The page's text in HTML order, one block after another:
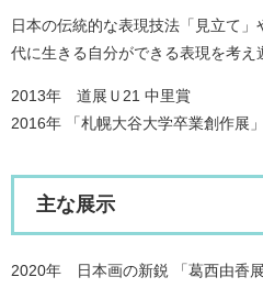
日本の伝統的な表現技法「見立て
代に生きる自分ができる表現を考え
2013年 道展Ｕ21 中里賞
2016年 「札幌大谷大学卒業創作展
主な展示
2020年 日本画の新鋭 「葛西由香展